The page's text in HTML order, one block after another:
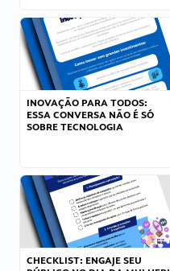
INOVAÇÃO PARA TODOS:
ESSA CONVERSA NÃO É SÓ
SOBRE TECNOLOGIA
CHECKLIST: ENGAJE SEU